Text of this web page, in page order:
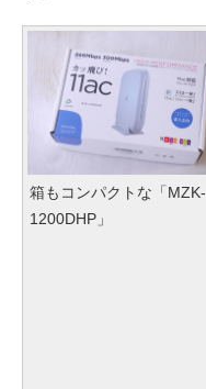
箱もコンパクトな「MZK-
1200DHP」